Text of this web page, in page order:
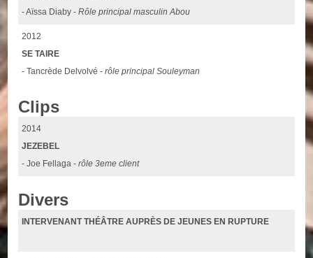
- Aïssa Diaby -Rôle principal masculin Abou
2012
SE TAIRE
- Tancrède Delvolvé -rôle principal Souleyman
Clips
2014
JEZEBEL
- Joe Fellaga -rôle 3eme client
Divers
INTERVENANT THÉÂTRE AUPRÈS DE JEUNES EN RUPTURE